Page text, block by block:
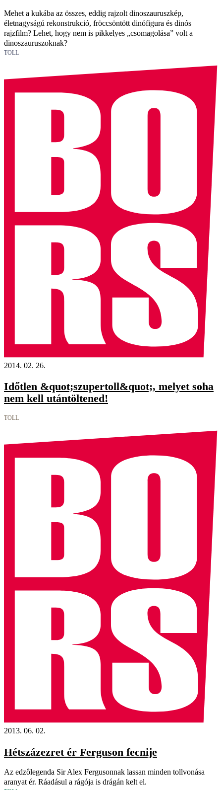
Mehet a kukába az összes, eddig rajzolt dinoszauruszkép,
életnagyságú rekonstrukció, fröccsöntött dinófigura és dinós
rajzfilm? Lehet, hogy nem is pikkelyes „csomagolása” volt a
dinoszauruszoknak?
TOLL
2014. 02. 26.
Időtlen &quot;szupertoll&quot;, melyet soha
nem kell utántöltened!
TOLL
2013. 06. 02.
Hétszázezret ér Ferguson fecnije
Az edzôlegenda Sir Alex Fergusonnak lassan minden tollvonása
aranyat ér. Ráadásul a rágója is drágán kelt el.